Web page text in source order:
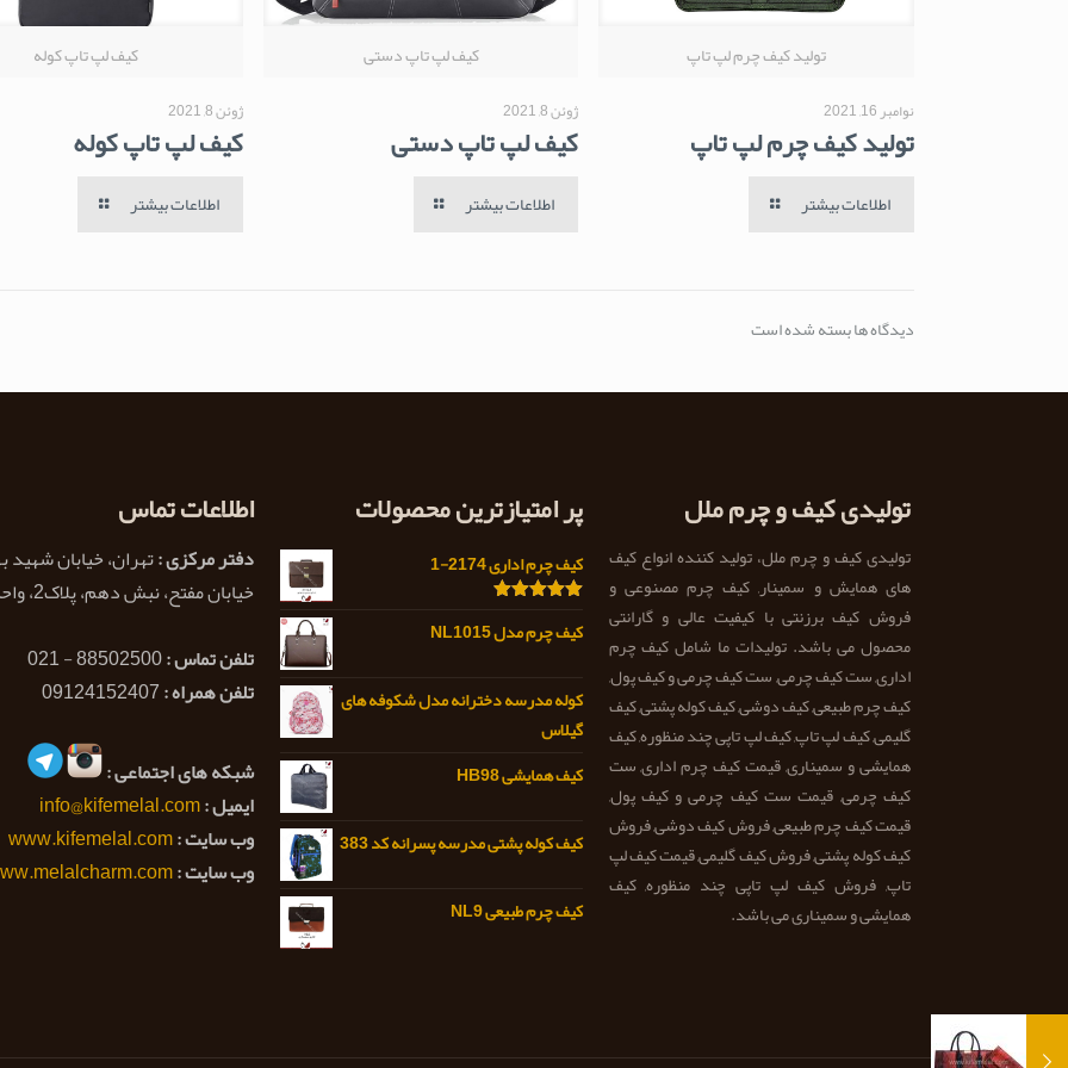
تولید کیف چرم لپ تاپ
نوامبر 16, 2021
تولید کیف چرم لپ تاپ
اطلاعات بیشتر
کیف لپ تاپ دستی
ژوئن 8, 2021
کیف لپ تاپ دستی
اطلاعات بیشتر
کیف لپ تاپ کوله
ژوئن 8, 2021
کیف لپ تاپ کوله
اطلاعات بیشتر
دیدگاه ها بسته شده است
تولیدی کیف و چرم ملل
تولیدی کیف و چرم ملل، تولید کننده انواع کیف
های همایش و سمینار, کیف چرم مصنوعی و
فروش کیف برزنتی با کیفیت عالی و گارانتی
محصول می باشد. تولیدات ما شامل کیف چرم
اداری, ست کیف چرمی, ست کیف چرمی و کیف پول,
کیف چرم طبیعی, کیف دوشی, کیف کوله پشتی, کیف
گلیمی, کیف لپ تاپ, کیف لپ تاپی چند منظوره, کیف
همایشی و سمیناری, قیمت کیف چرم اداری, ست
کیف چرمی, قیمت ست کیف چرمی و کیف پول,
قیمت کیف چرم طبیعی, فروش کیف دوشی, فروش
کیف کوله پشتی, فروش کیف گلیمی, قیمت کیف لپ
تاپ, فروش کیف لپ تاپی چند منظوره, کیف
همایشی و سمیناری می باشد.
پر امتیازترین محصولات
کیف چرم اداری 2174-1
از 5
کیف چرم مدل NL1015
کوله مدرسه دخترانه مدل شکوفه های
گیلاس
کیف همایشی HB98
کیف کوله پشتی مدرسه پسرانه کد 383
کیف چرم طبیعی NL9
اطلاعات تماس
دفتر مرکزی :تهران، خیابان شهید
خیابان مفتح، نبش دهم، پلاک2، واحد 1
تلفن تماس :
تلفن همراه :
شبکه های اجتماعی :
ایمیل :info@kifemelal.com
وب سایت :www.kifemelal.com
وب سایت :